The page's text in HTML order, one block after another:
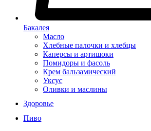
Бакалея
Масло
Хлебные палочки и хлебцы
Каперсы и артишоки
Помидоры и фасоль
Крем бальзамический
Уксус
Оливки и маслины
Здоровье
Пиво